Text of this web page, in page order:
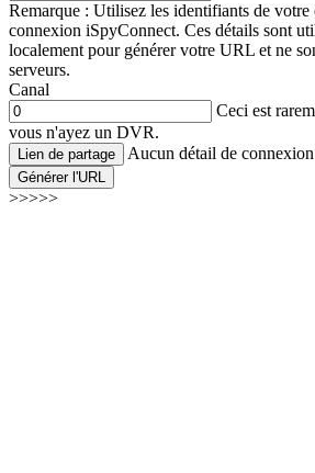
Remarque : Utilisez les identifiants de votre
connexion iSpyConnect. Ces détails sont
localement pour générer votre URL et ne
serveurs.
Canal
Ceci est
vous n'ayez un DVR.
Lien de partage Aucun détail de
Générer l'URL
>>>>>